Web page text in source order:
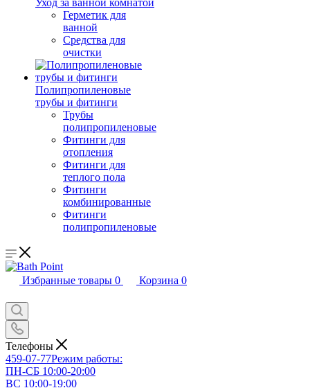
Уход за ванной комнатой
Герметик для
ванной
Средства для
очистки
Полипропиленовые
трубы и фитинги
Трубы
полипропиленовые
Фитинги для
отопления
Фитинги для
теплого пола
Фитинги
комбинированные
Фитинги
полипропиленовые
Избранные товары 0 Корзина 0
Телефоны
459-07-77Режим работы:
ПН-СБ 10:00-20:00
ВС 10:00-19:00